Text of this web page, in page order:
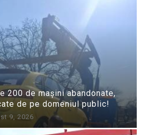
200 de mașini abandonate,
de pe domeniul public!
9, 2026